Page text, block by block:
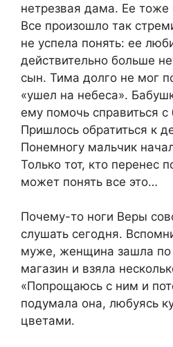
нетрезвая дама. Ее тоже
Все произошло так
не успела понять: ее
действительно больше
сын. Тима долго не мог
«ушел на небеса».
ему помочь справиться
Пришлось обратиться к
Понемногу мальчик
Только тот, кто перенес
может понять все это…
Почему-то ноги Веры
слушать сегодня.
муже, женщина зашла по
магазин и взяла
«Попрощаюсь с ним и
подумала она, любуясь
цветами.